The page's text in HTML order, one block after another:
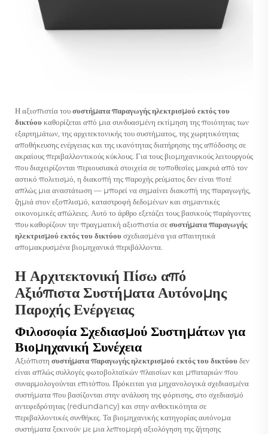
Η αξιοπιστία τουσυστήματα παραγωγής ηλεκτρισμού εκτός του
δικτύουκαθορίζεται από μια συνδυασμένη εκτίμηση της ποιότητας των
εξαρτημάτων, της αρχιτεκτονικής του συστήματος, της χωρητικότητας
αποθήκευσης ενέργειας και της ικανότητας διατήρησης της απόδοσης σε
ακραίους περιβαλλοντικούς κύκλους. Για τους βιομηχανικούς λειτουργούς
που διαχειρίζονται περιουσιακά στοιχεία σε τοποθεσίες μακριά από τον
αστικό πολιτισμό, η διακοπή της παροχής ρεύματος δεν είναι ποτέ
απλώς μια αναστάτωση — μπορεί να σημαίνει διακοπή της παραγωγής,
ζημιά στον εξοπλισμό, καταστροφή δεδομένων και σημαντικές
οικονομικές απώλειες. Αυτό το άρθρο εξετάζει τους βασικούς παράγοντες
που καθορίζουν την πραγματική αξιοπιστία σεσυστήματα παραγωγής
ηλεκτρισμού εκτός του δικτύουσχεδιασμένα για απαιτητικά
απομακρυσμένα βιομηχανικά περιβάλλοντα.
Η Αρχιτεκτονική Πίσω από
Αξιόπιστα Συστήματα Αυτόνομης
Παροχής Ενέργειας
Φιλοσοφία Σχεδιασμού Συστημάτων για
Βιομηχανική Συνέχεια
Αξιόπιστη συστήματα παραγωγής ηλεκτρισμού εκτός του δικτύουδεν
είναι απλώς συλλογές φωτοβολταϊκών πλαισίων και μπαταριών που
συναρμολογούνται επιτόπου. Πρόκειται για μηχανολογικά σχεδιασμένα
συστήματα που βασίζονται στην ανάλυση της φόρτισης, στο σχεδιασμό
αντεφεδρότητας (redundancy) και στην ανθεκτικότητα σε
περιβαλλοντικές συνθήκες. Τα βιομηχανικής κατηγορίας αυτόνομα
συστήματα ξεκινούν με μια λεπτομερή αξιολόγηση της ζήτησης